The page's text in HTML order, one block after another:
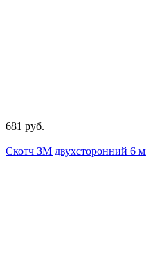
681 руб.
Скотч ЗМ двухсторонний 6